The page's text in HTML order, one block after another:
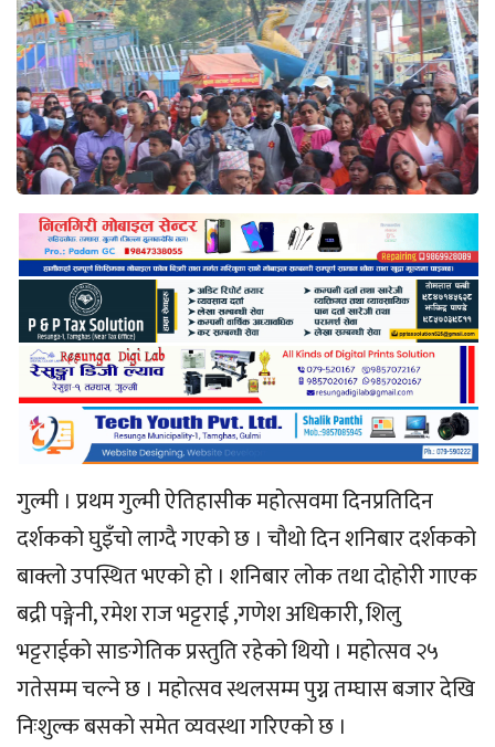
गुल्मी । प्रथम गुल्मी ऐतिहासीक महोत्सवमा दिनप्रतिदिन
दर्शकको घुइँचो लाग्दै गएको छ । चौथो दिन शनिबार दर्शकको
बाक्लो उपस्थित भएको हो । शनिबार लोक तथा दोहोरी गाएक
बद्री पङ्गेनी, रमेश राज भट्टराई ,गणेश अधिकारी, शिलु
भट्टराईको साङगेतिक प्रस्तुति रहेको थियो । महोत्सव २५
गतेसम्म चल्ने छ । महोत्सव स्थलसम्म पुग्न तम्घास बजार देखि
निःशुल्क बसको समेत व्यवस्था गरिएको छ ।